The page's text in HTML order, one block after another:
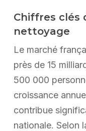
Chiffres clés
nettoyage
Le marché
près de 15
500 000
croissance
contribue
nationale. Selon